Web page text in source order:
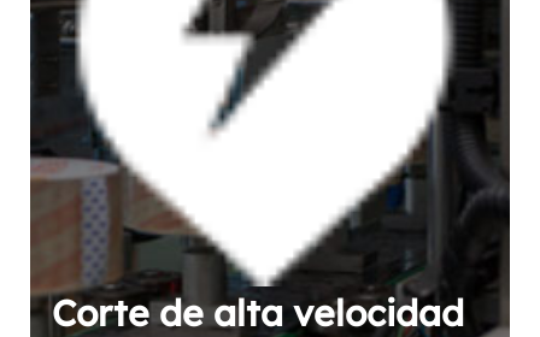
Corte de alta velocidad